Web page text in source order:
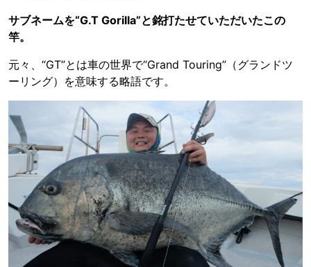
サブネームを“G.T Gorilla”と銘打たせていただいたこの
竿。
元々、“GT”とは車の世界で“Grand Touring”（グランドツ
ーリング）を意味する略語です。